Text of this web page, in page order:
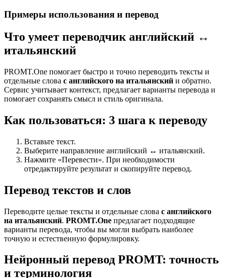
Примеры использования и перевод
Что умеет переводчик английский ↔
итальянский
PROMT.One помогает быстро и точно переводить тексты и
отдельные слова с английского на итальянский и обратно.
Сервис учитывает контекст, предлагает варианты перевода и
помогает сохранять смысл и стиль оригинала.
Как пользоваться: 3 шага к переводу
Вставьте текст.
Выберите направление английский ↔ итальянский.
Нажмите «Перевести». При необходимости
отредактируйте результат и скопируйте перевод.
Перевод текстов и слов
Переводите целые тексты и отдельные слова с английского
на итальянский. PROMT.One предлагает подходящие
варианты перевода, чтобы вы могли выбрать наиболее
точную и естественную формулировку.
Нейронный перевод PROMT: точность
и терминология